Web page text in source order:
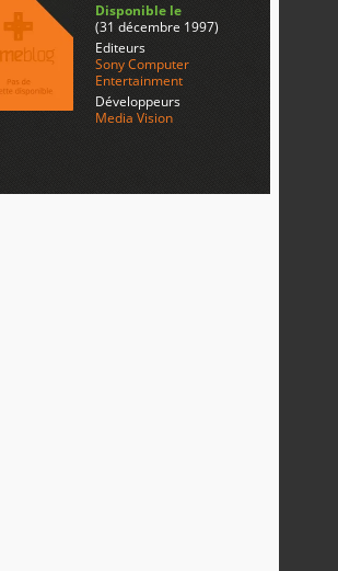
Disponible le
(31 décembre 1997)
Editeurs
Sony Computer
Entertainment
Développeurs
Media Vision